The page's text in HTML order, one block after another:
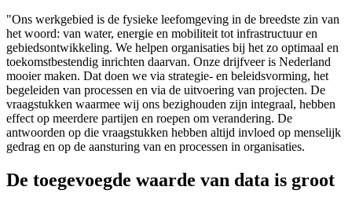
"Ons werkgebied is de fysieke leefomgeving in de breedste zin van
het woord: van water, energie en mobiliteit tot infrastructuur en
gebiedsontwikkeling. We helpen organisaties bij het zo optimaal en
toekomstbestendig inrichten daarvan. Onze drijfveer is Nederland
mooier maken. Dat doen we via strategie- en beleidsvorming, het
begeleiden van processen en via de uitvoering van projecten. De
vraagstukken waarmee wij ons bezighouden zijn integraal, hebben
effect op meerdere partijen en roepen om verandering. De
antwoorden op die vraagstukken hebben altijd invloed op menselijk
gedrag en op de aansturing van en processen in organisaties.
De toegevoegde waarde van data is groot